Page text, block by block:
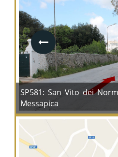
SP581: San Vito dei
Messapica